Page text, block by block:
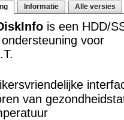
Informatie Alle versies
is een HDD/
voor
van